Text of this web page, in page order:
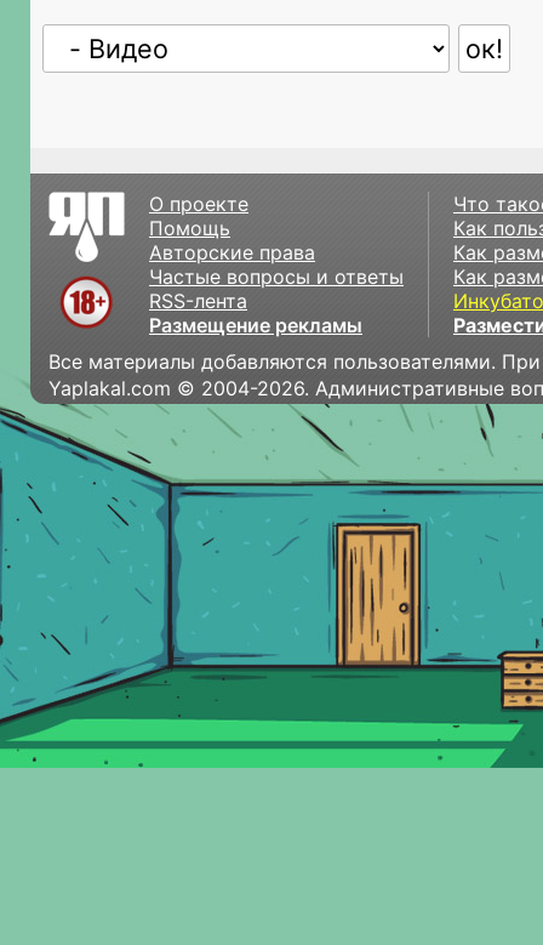
О проекте
Помощь
Авторские права
Частые вопросы и ответы
RSS-лента
Размещение рекламы
Что
Как
Как
Как
Все материалы добавляются пользователями.
Yaplakal.com © 2004-2026. Административные